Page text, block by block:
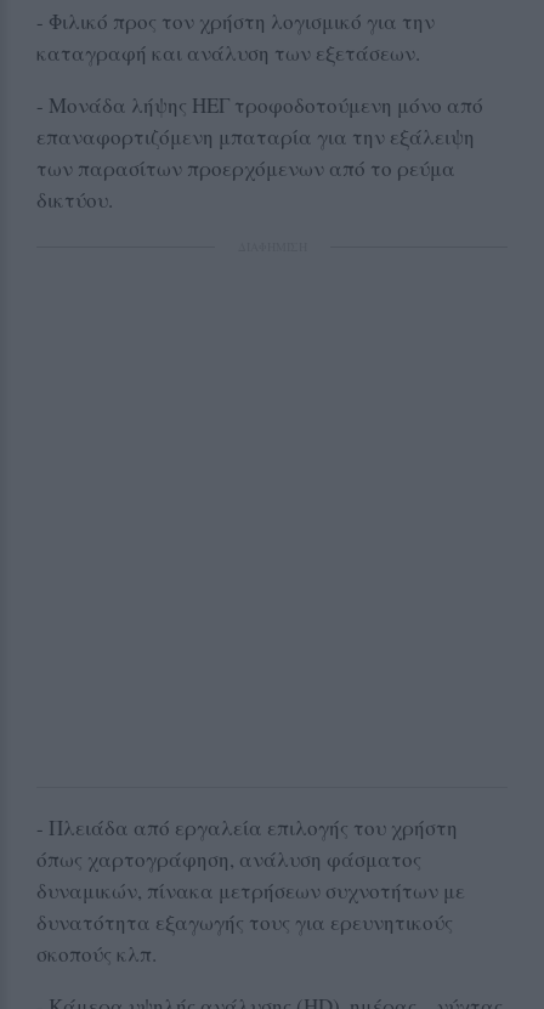
- Φιλικό προς τον χρήστη λογισμικό για την
καταγραφή και ανάλυση των εξετάσεων.
- Μονάδα λήψης ΗΕΓ τροφοδοτούμενη μόνο από
επαναφορτιζόμενη μπαταρία για την εξάλειψη
των παρασίτων προερχόμενων από το ρεύμα
δικτύου.
- Πλειάδα από εργαλεία επιλογής του χρήστη
όπως χαρτογράφηση, ανάλυση φάσματος
δυναμικών, πίνακα μετρήσεων συχνοτήτων με
δυνατότητα εξαγωγής τους για ερευνητικούς
σκοπούς κλπ.